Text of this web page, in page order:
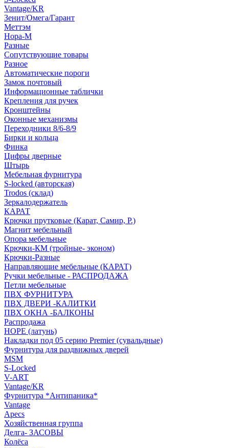
Vantage/KR
Зенит/Омега/Гарант
Меттэм
Нора-М
Разные
Сопутствующие товары
Разное
Автоматические пороги
Замок почтовый
Информационные таблички
Крепления для ручек
Кронштейны
Оконные механизмы
Переходники 8/6-8/9
Бирки и кольца
Финка
Цифры дверные
Штырь
Мебельная фурнитура
S-locked (авторская)
Trodos (склад)
Зеркалодержатель
КАРАТ
Крючки прутковые (Карат, Самир, Р.)
Магнит мебельный
Опора мебельные
Крючки-КМ (тройные- эконом)
Крючки-Разные
Направляющие мебельные (КАРАТ)
Ручки мебельные - РАСПРОДАЖА
Петли мебельные
ПВХ ФУРНИТУРА
ПВХ ДВЕРИ -КАЛИТКИ
ПВХ ОКНА -БАЛКОНЫ
Распродажа
HOPE (латунь)
Накладки под 05 серию Premier (сувальдные)
Фурнитура для раздвижных дверей
MSM
S-Locked
V-ART
Vantage/KR
Фурнитура *Антипаника*
Vantage
Apecs
Хозяйственная группа
Делга- ЗАСОВЫ
Колёса